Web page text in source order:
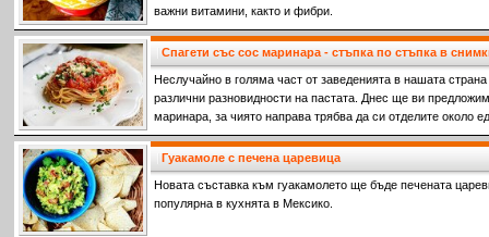
важни витамини, както и фибри.
Спагети със сос маринара - стъпка по стъпка в
Неслучайно в голяма част от заведенията в нашата
различни разновидности на пастата. Днес ще ви
маринара, за чиято направа трябва да си отделите около
Гуакамоле с печена царевица
Новата съставка към гуакамолето ще бъде печената
популярна в кухнята в Мексико.